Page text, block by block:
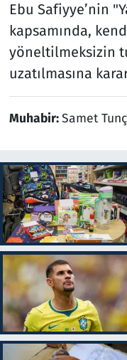
Ebu Safiyye’nin
kapsamında,
yöneltilmeksizin
uzatılmasına
Muhabir:Samet Tunç